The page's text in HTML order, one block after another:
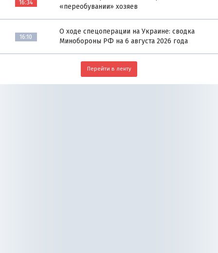
16:34
«переобувании» хозяев
16:10
О ходе спецоперации на Украине: сводка
Минобороны РФ на 6 августа 2026 года
Перейти в ленту